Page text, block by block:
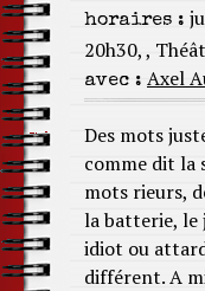
horaires :
20h30, ,
avec : Axel
Des mots
comme dit la
mots rieurs,
la batterie, le
idiot ou
différent. A